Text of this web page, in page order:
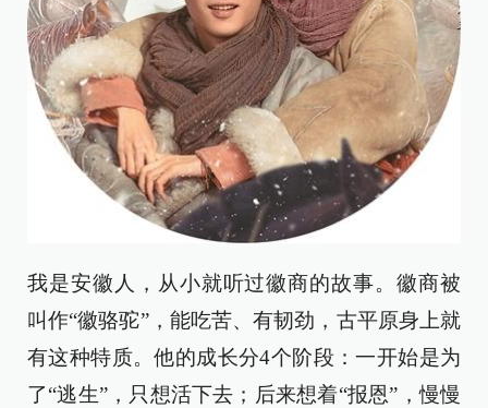
我是安徽人，从小就听过徽商的故事。徽商被
叫作“徽骆驼”，能吃苦、有韧劲，古平原身上就
有这种特质。他的成长分4个阶段：一开始是为
了“逃生”，只想活下去；后来想着“报恩”，慢慢